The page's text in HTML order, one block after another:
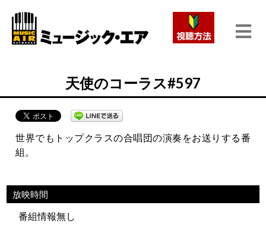
天使のコーラス#597
世界でもトップクラスの合唱団の演奏をお送りする番
組。
放映時間
番組情報無し